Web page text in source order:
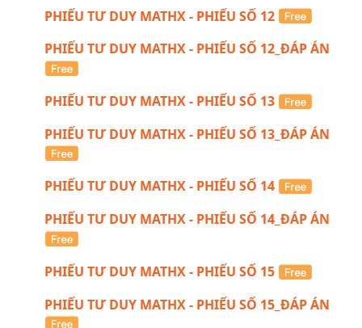
PHIẾU TƯ DUY MATHX - PHIẾU SỐ 12
PHIẾU TƯ DUY MATHX - PHIẾU SỐ 12_ĐÁP ÁN
PHIẾU TƯ DUY MATHX - PHIẾU SỐ 13
PHIẾU TƯ DUY MATHX - PHIẾU SỐ 13_ĐÁP ÁN
PHIẾU TƯ DUY MATHX - PHIẾU SỐ 14
PHIẾU TƯ DUY MATHX - PHIẾU SỐ 14_ĐÁP ÁN
PHIẾU TƯ DUY MATHX - PHIẾU SỐ 15
PHIẾU TƯ DUY MATHX - PHIẾU SỐ 15_ĐÁP ÁN